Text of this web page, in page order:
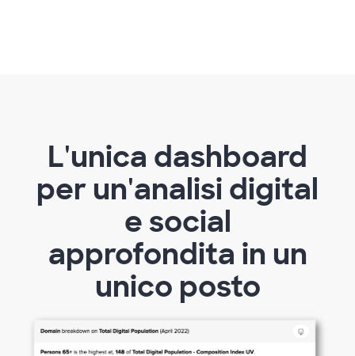
L'unica dashboard
per un'analisi digital
e social
approfondita in un
unico posto